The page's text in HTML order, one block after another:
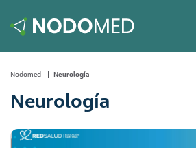
Nodomed Neurología
Neurología